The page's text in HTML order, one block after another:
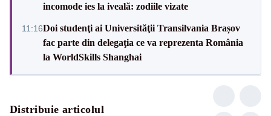
incomode ies la iveală: zodiile vizate
11:16Doi studenţi ai Universităţii Transilvania Brașov
fac parte din delegaţia ce va reprezenta România
la WorldSkills Shanghai
Distribuie articolul